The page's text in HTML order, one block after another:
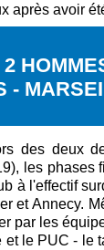
après avoir
-
des deux
les phases
à l'effectif
et Annecy.
par les
le PUC - le